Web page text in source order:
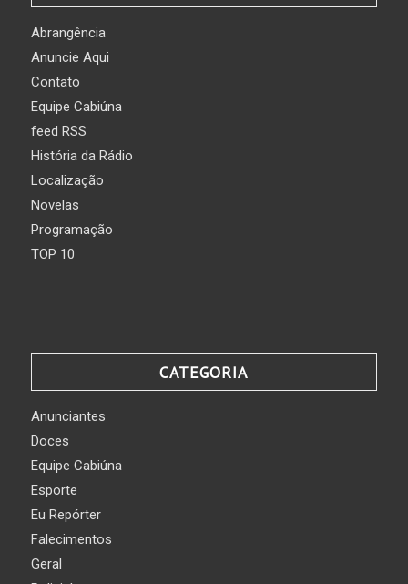
Abrangência
Anuncie Aqui
Contato
Equipe Cabiúna
feed RSS
História da Rádio
Localização
Novelas
Programação
TOP 10
CATEGORIA
Anunciantes
Doces
Equipe Cabiúna
Esporte
Eu Repórter
Falecimentos
Geral